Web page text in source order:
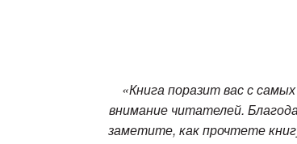
«Книга поразит вас с
внимание читателей.
заметите, как прочтете